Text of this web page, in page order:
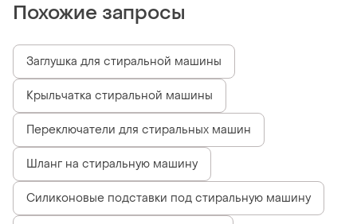
Похожие запросы
Заглушка для стиральной машины
Крыльчатка стиральной машины
Переключатели для стиральных машин
Шланг на стиральную машину
Силиконовые подставки под стиральную машину